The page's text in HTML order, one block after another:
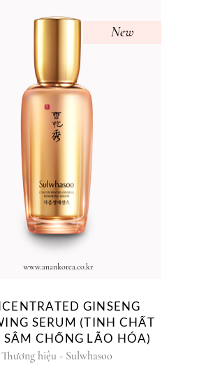
New
GINSENG
SERUM (TINH CHẤT
CHỐNG LÃO HÓA)
Thương hiệu - Sulwhasoo